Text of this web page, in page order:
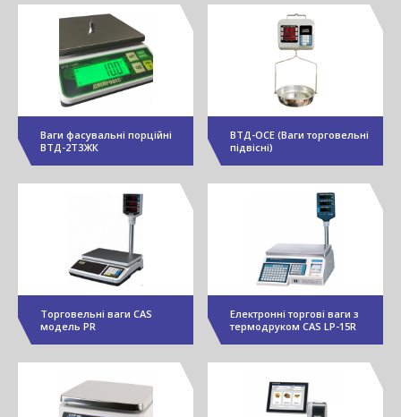
Ваги фасувальні порційні
ВТД-2Т3ЖК
ВТД-ОСЕ (Ваги торговельні
підвісні)
Торговельні ваги CAS
модель PR
Електронні торгові ваги з
термодруком CAS LP-15R